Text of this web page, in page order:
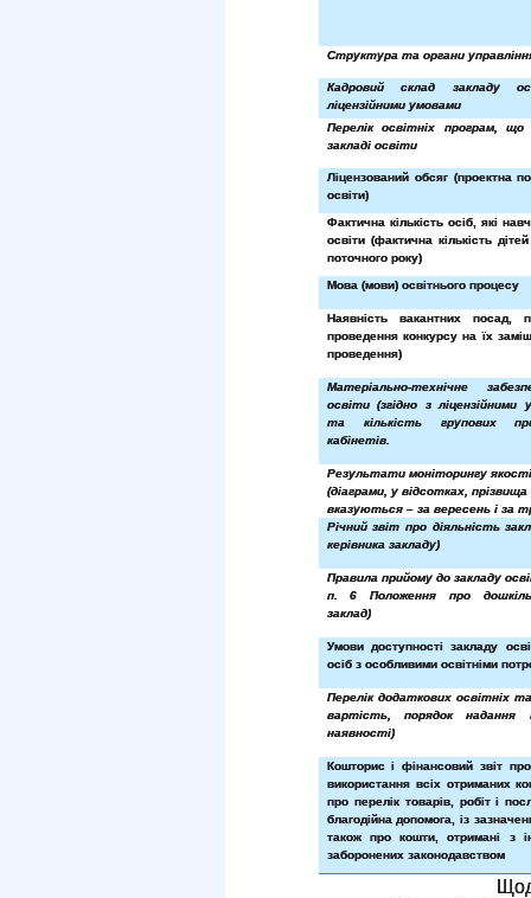
Структура та органи
Кадровий склад закладу
ліцензійними умовами
Перелік освітніх програм,
закладі освіти
Ліцензований обсяг (проектна
освіти)
Фактична кількість осіб, які
освіти (фактична кількість
поточного року)
Мова (мови) освітнього процесу
Наявність вакантних посад,
проведення конкурсу на їх
проведення)
Матеріально-технічне
освіти (згідно з ліцензійними
та кількість групових
кабінетів.
Результати моніторингу
(діаграми, у відсотках,
вказуються – за вересень і за
Річний звіт про діяльність
керівника закладу)
Правила прийому до закладу
п. 6 Положення про
заклад)
Умови доступності закладу
осіб з особливими освітніми
Перелік додаткових освітніх
вартість, порядок
наявності)
Кошторис і фінансовий звіт
використання всіх отриманих
про перелік товарів, робіт і
благодійна допомога, із
також про кошти, отримані з
заборонених законодавством